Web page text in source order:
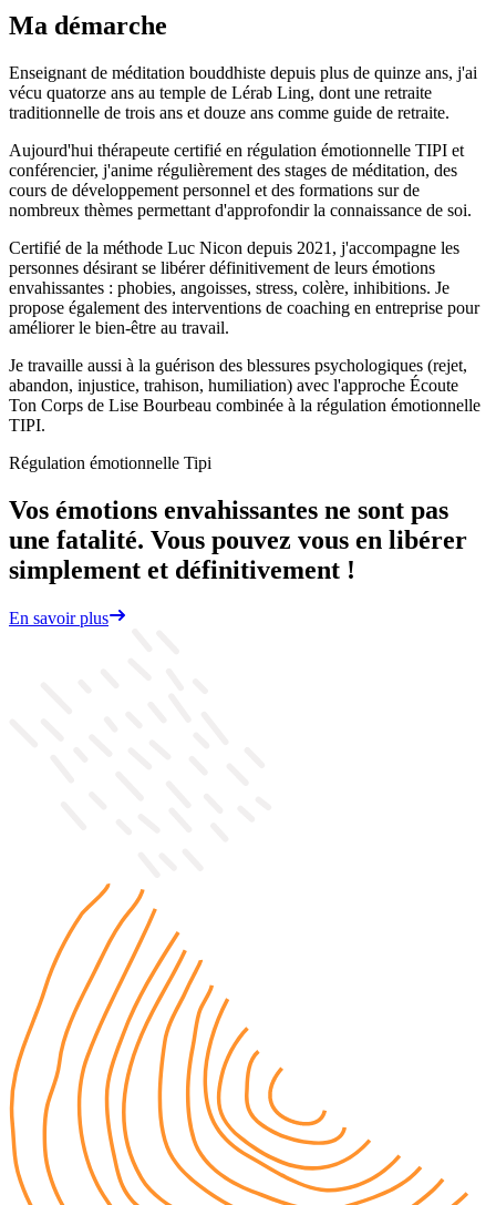
Ma démarche
Enseignant de méditation bouddhiste depuis plus de quinze ans, j'ai
vécu quatorze ans au temple de Lérab Ling, dont une retraite
traditionnelle de trois ans et douze ans comme guide de retraite.
Aujourd'hui thérapeute certifié en régulation émotionnelle TIPI et
conférencier, j'anime régulièrement des stages de méditation, des
cours de développement personnel et des formations sur de
nombreux thèmes permettant d'approfondir la connaissance de soi.
Certifié de la méthode Luc Nicon depuis 2021, j'accompagne les
personnes désirant se libérer définitivement de leurs émotions
envahissantes : phobies, angoisses, stress, colère, inhibitions. Je
propose également des interventions de coaching en entreprise pour
améliorer le bien-être au travail.
Je travaille aussi à la guérison des blessures psychologiques (rejet,
abandon, injustice, trahison, humiliation) avec l'approche Écoute
Ton Corps de Lise Bourbeau combinée à la régulation émotionnelle
TIPI.
Régulation émotionnelle Tipi
Vos émotions envahissantes ne sont pas
une fatalité. Vous pouvez vous en libérer
simplement et définitivement !
En savoir plus